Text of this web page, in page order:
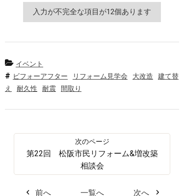
イベント
ビフォーアフター
リフォーム見学会 大改造
建て替
え
耐久性 耐震 間取り
第22回 松阪市民リフォーム&増改築
相談会
前へ 一覧へ 次へ